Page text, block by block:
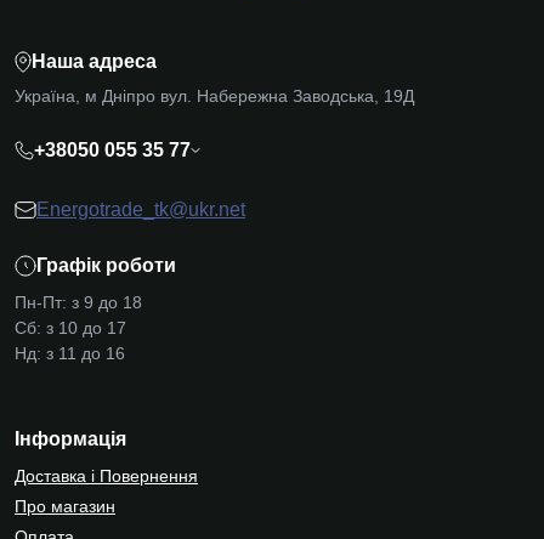
Наша адреса
Україна, м Дніпро вул. Набережна Заводська, 19Д
+38050 055 35 77
Energotrade_tk@ukr.net
Графік роботи
Пн-Пт: з 9 до 18
Сб: з 10 до 17
Нд: з 11 до 16
Інформація
Доставка і Повернення
Про магазин